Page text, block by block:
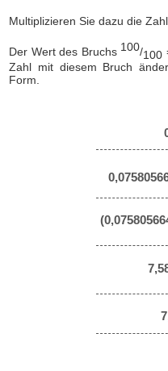
Multiplizieren Sie dazu die
Der Wert des Bruchs 100/100
Zahl mit diesem Bruch
Form.